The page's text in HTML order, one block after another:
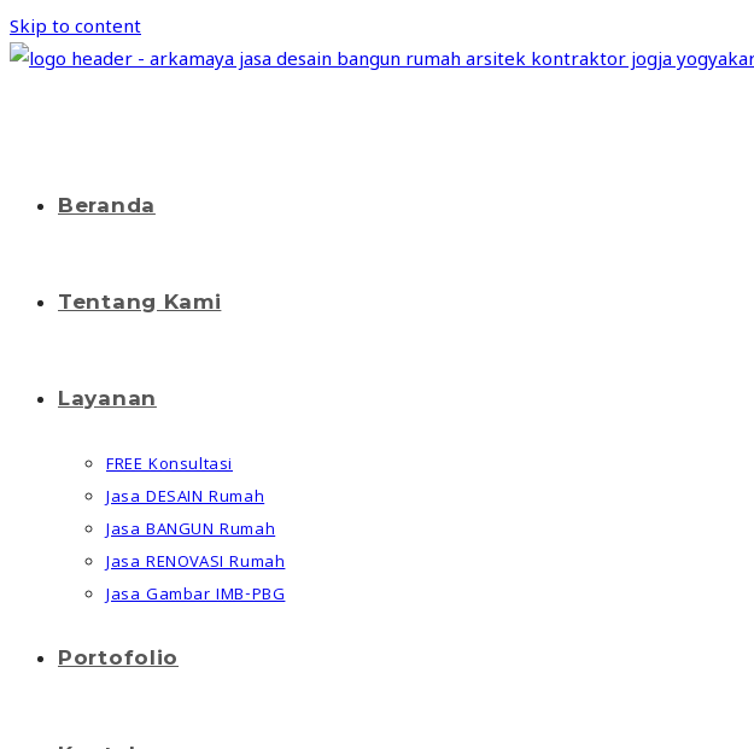
Skip to content
Beranda
Tentang Kami
Layanan
FREE Konsultasi
Jasa DESAIN Rumah
Jasa BANGUN Rumah
Jasa RENOVASI Rumah
Jasa Gambar IMB-PBG
Portofolio